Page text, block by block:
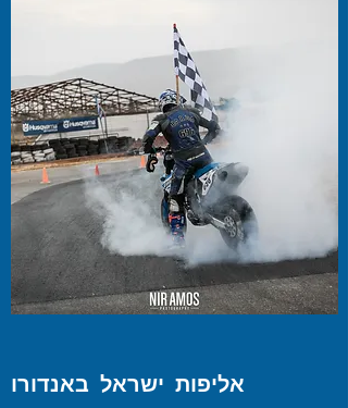
אליפות ישראל באנדורו